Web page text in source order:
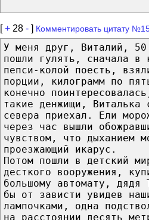
[+ 28 - ] Комментировать цитату
У меня друг, Виталий,
пошли гулять, сначала в
пепси-колой поесть,
порции, килограмм по
конечно
такие денжищи,
севера приехал. Ели
через час вышли
чувством, что дыханием
проезжающий икарус.
Потом пошли в детский
десткого вооружения,
большому автомату, дядя
бы от зависти увидев
лампочками, одна
на расстоянии десять